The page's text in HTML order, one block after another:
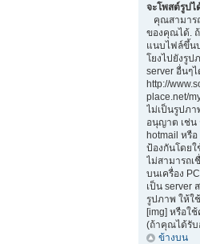
จะโพสต์รูปไ
คุณสามาร
ของคุณได้.
แนบไฟล์ขึ้น
โยงไปยังรูป
server อื่นๆ
http://
place.net/
ไม่เป็นรูปภา
อนุญาต เช่น
hotmail หรือ
ป้องกันโดย
ไม่สามารถเ
บนเครื่อง
เป็น server
รูปภาพ ให้ใ
[img] หรือใ
(ถ้าคุณได้รั
ข้างบน